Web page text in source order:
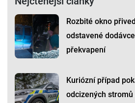
Rozbité okno
odstavené
překvapení
Kuriózní případ
odcizených